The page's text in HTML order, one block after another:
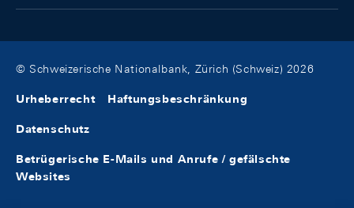
© Schweizerische Nationalbank, Zürich (Schweiz) 2026
Urheberrecht Haftungsbeschränkung
Datenschutz
Betrügerische E-Mails und Anrufe / gefälschte
Websites